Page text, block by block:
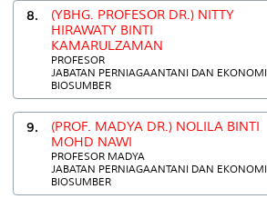
8.
(YBHG. PROFESOR DR.) NITTY
HIRAWATY BINTI
KAMARULZAMAN
PROFESOR
JABATAN PERNIAGAANTANI DAN EKONOMI
BIOSUMBER
9.
(PROF. MADYA DR.) NOLILA BINTI
MOHD NAWI
PROFESOR MADYA
JABATAN PERNIAGAANTANI DAN EKONOMI
BIOSUMBER